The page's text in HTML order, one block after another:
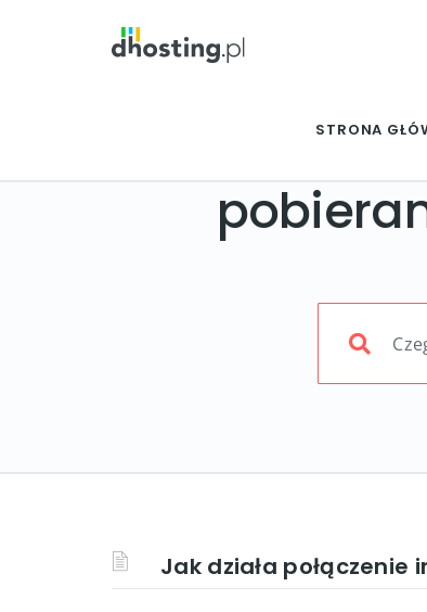
STRONA
Jak działa połączenie